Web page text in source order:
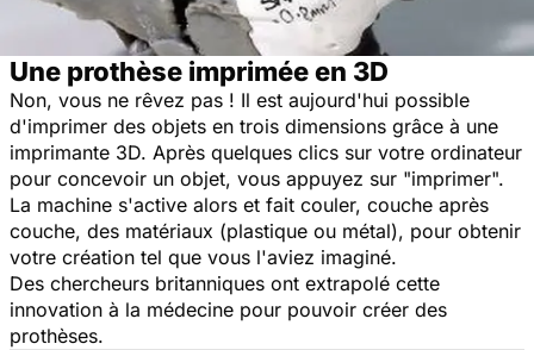
Une prothèse imprimée en 3D
Non, vous ne rêvez pas ! Il est aujourd'hui possible
d'imprimer des objets en trois dimensions grâce à une
imprimante 3D. Après quelques clics sur votre ordinateur
pour concevoir un objet, vous appuyez sur "imprimer".
La machine s'active alors et fait couler, couche après
couche, des matériaux (plastique ou métal), pour obtenir
votre création tel que vous l'aviez imaginé.
Des chercheurs britanniques ont extrapolé cette
innovation à la médecine pour pouvoir créer des
prothèses.